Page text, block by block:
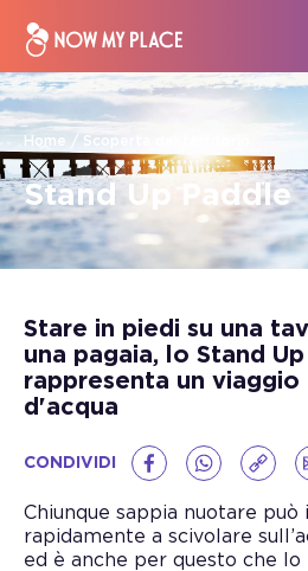
Home Scoperta del territorio
Stand Up Paddle
Stare in piedi su una
una pagaia, lo Stand
rappresenta un
d'acqua
CONDIVIDI
Chiunque sappia nuotare può
rapidamente a scivolare
ed è anche per questo che lo